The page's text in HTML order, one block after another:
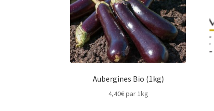
Aubergines Bio (1kg)
4,40€par 1kg